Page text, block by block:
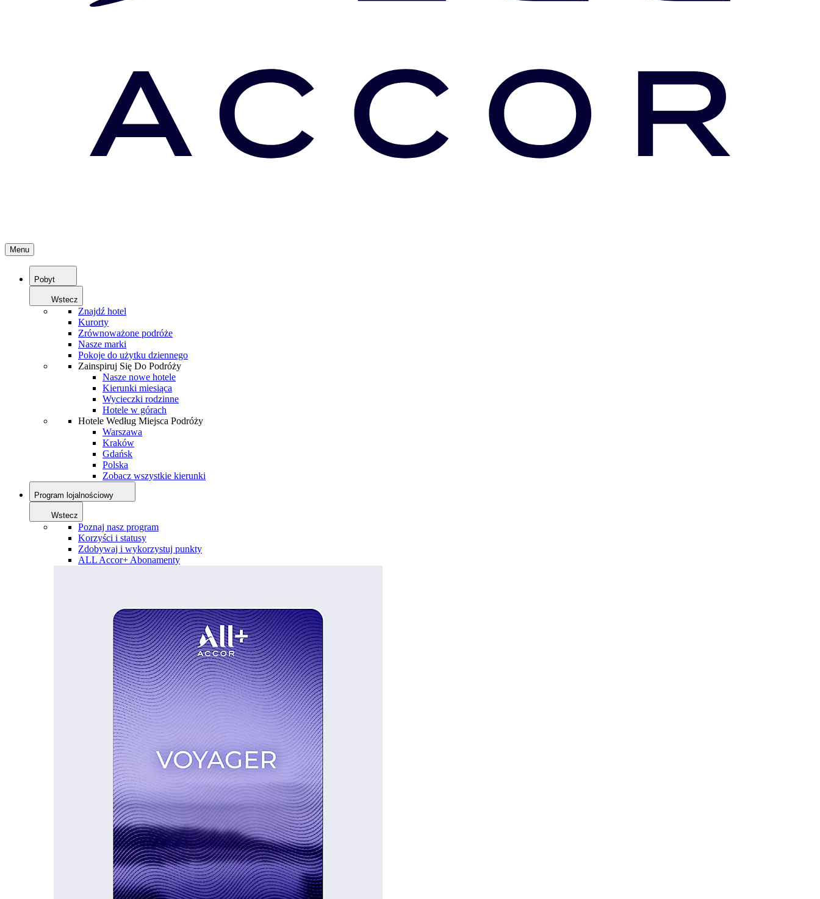
Menu
Pobyt
Wstecz
Znajdź hotel
Kurorty
Zrównoważone podróże
Nasze marki
Pokoje do użytku dziennego
Zainspiruj Się Do Podróży
Nasze nowe hotele
Kierunki miesiąca
Wycieczki rodzinne
Hotele w górach
Hotele Według Miejsca Podróży
Warszawa
Kraków
Gdańsk
Polska
Zobacz wszystkie kierunki
Program lojalnościowy
Wstecz
Poznaj nasz program
Korzyści i statusy
Zdobywaj i wykorzystuj punkty
ALL Accor+ Abonamenty